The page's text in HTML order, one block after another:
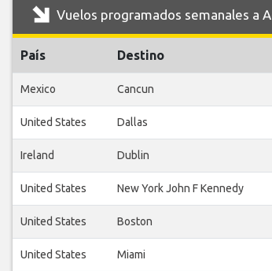
Vuelos programados semanales a
País Destino
Mexico Cancun
United States Dallas
Ireland Dublin
United States New York John F Kennedy
United States Boston
United States Miami